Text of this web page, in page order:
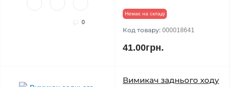
0
Немає на складі
Код товару: 000018641
41.00грн.
Вимикач заднього ходу